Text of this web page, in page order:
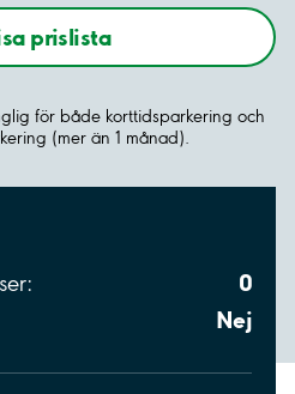
prislista
för både korttidsparkering och
(mer än 1 månad).
0
Nej